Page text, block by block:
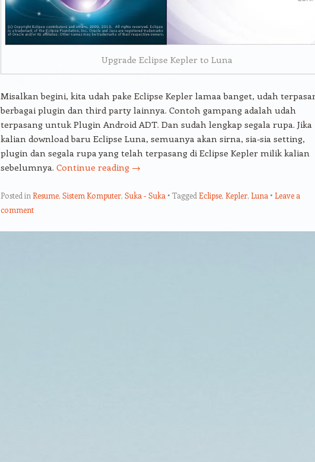
Upgrade Eclipse Kepler to Luna
Misalkan begini, kita udah pake Eclipse Kepler lamaa banget, udah
berbagai plugin dan third party lainnya. Contoh gampang adalah udah
terpasang untuk Plugin Android ADT. Dan sudah lengkap segala rupa. Jika
kalian download baru Eclipse Luna, semuanya akan sirna, sia-sia setting,
plugin dan segala rupa yang telah terpasang di Eclipse Kepler milik kalian
sebelumnya. Continue reading →
Posted in Resume, Sistem Komputer, Suka - Suka Tagged Eclipse, Kepler, Luna
Leave a
comment